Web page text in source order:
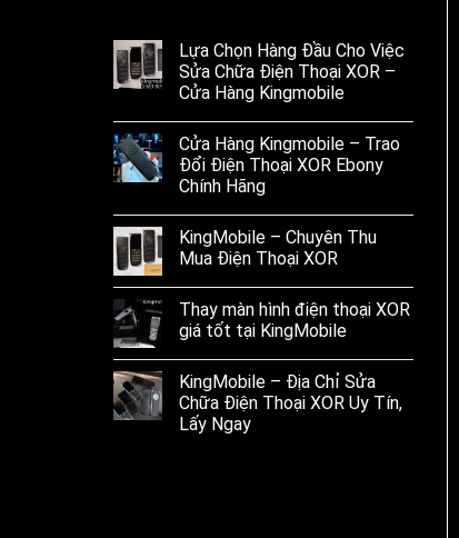
Lựa Chọn Hàng Đầu Cho Việc
Sửa Chữa Điện Thoại XOR –
Cửa Hàng Kingmobile
Cửa Hàng Kingmobile – Trao
Đổi Điện Thoại XOR Ebony
Chính Hãng
KingMobile – Chuyên Thu
Mua Điện Thoại XOR
Thay màn hình điện thoại XOR
giá tốt tại KingMobile
KingMobile – Địa Chỉ Sửa
Chữa Điện Thoại XOR Uy Tín,
Lấy Ngay